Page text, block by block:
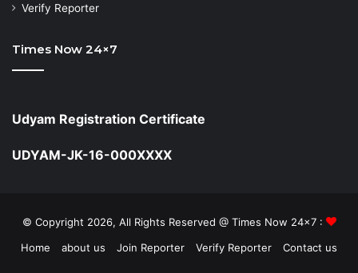
Verify Reporter
Times Now 24×7
Udyam Registration Certificate
UDYAM-JK-16-000XXXX
© Copyright 2026, All Rights Reserved @ Times Now 24x7 :
Home
about us Join Reporter Verify Reporter Contact us